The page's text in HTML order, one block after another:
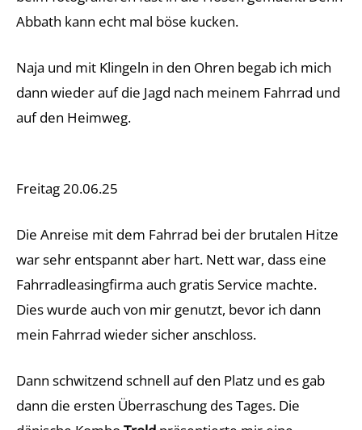
Abbath kann echt mal böse kucken.
Naja und mit Klingeln in den Ohren begab ich mich
dann wieder auf die Jagd nach meinem Fahrrad und
auf den Heimweg.
Freitag 20.06.25
Die Anreise mit dem Fahrrad bei der brutalen Hitze
war sehr entspannt aber hart. Nett war, dass eine
Fahrradleasingfirma auch gratis Service machte.
Dies wurde auch von mir genutzt, bevor ich dann
mein Fahrrad wieder sicher anschloss.
Dann schwitzend schnell auf den Platz und es gab
dann die ersten Überraschung des Tages. Die